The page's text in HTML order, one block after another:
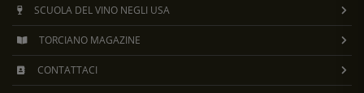
SCUOLA DEL VINO NEGLI USA
TORCIANO MAGAZINE
CONTATTACI